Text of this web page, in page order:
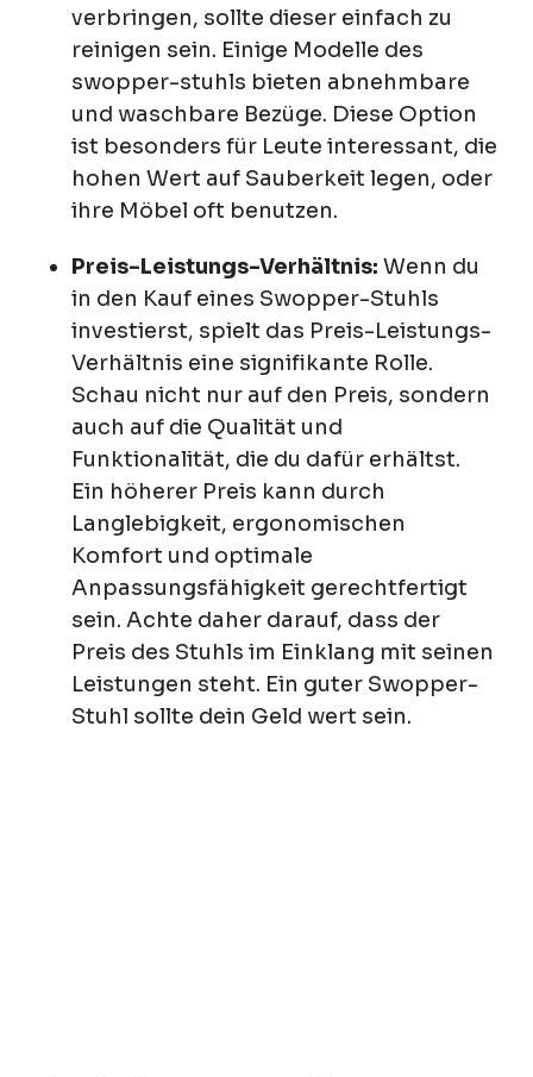
verbringen, sollte dieser einfach zu
reinigen sein. Einige Modelle des
swopper-stuhls bieten abnehmbare
und waschbare Bezüge. Diese Option
ist besonders für Leute interessant, die
hohen Wert auf Sauberkeit legen, oder
ihre Möbel oft benutzen.
Preis-Leistungs-Verhältnis: Wenn du
in den Kauf eines Swopper-Stuhls
investierst, spielt das Preis-Leistungs-
Verhältnis eine signifikante Rolle.
Schau nicht nur auf den Preis, sondern
auch auf die Qualität und
Funktionalität, die du dafür erhältst.
Ein höherer Preis kann durch
Langlebigkeit, ergonomischen
Komfort und optimale
Anpassungsfähigkeit gerechtfertigt
sein. Achte daher darauf, dass der
Preis des Stuhls im Einklang mit seinen
Leistungen steht. Ein guter Swopper-
Stuhl sollte dein Geld wert sein.